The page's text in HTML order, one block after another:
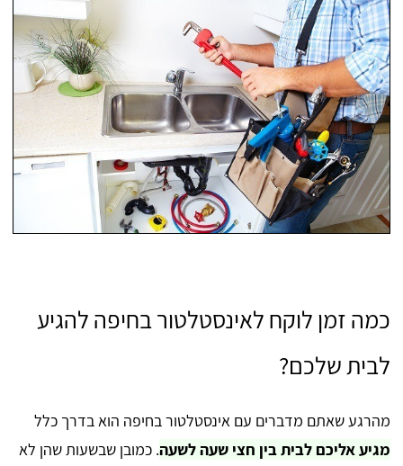
כמה זמן לוקח לאינסטלטור בחיפה להגיע
לבית שלכם?
מהרגע שאתם מדברים עם אינסטלטור בחיפה הוא בדרך כלל
מגיע אליכם לבית בין חצי שעה לשעה. כמובן שבשעות שהן לא